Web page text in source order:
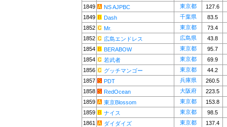
1849
NS AJPBC 東京都
127.6
1849
Dash 千葉県
83.5
1852
Mr. 東京都
73.4
1852
広島エンドレス 広島県
43.8
1854
BERABOW 東京都
95.7
1854
若武者 東京都
69.9
1856
グッチマンゴー 東京都
44.2
1857
PDT 兵庫県
260.5
1858
RedOcean 大阪府
223.5
1859
東京Blossom 東京都
153.8
1859
ナイス 東京都
98.5
1861
ダイダイズ 東京都
137.4